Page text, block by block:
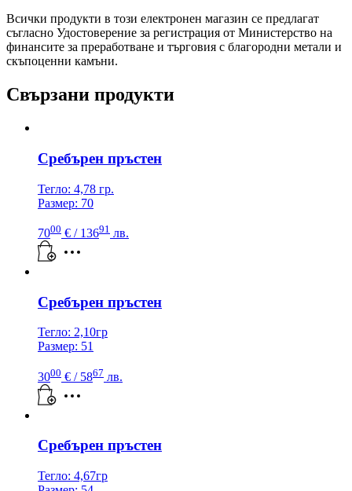
Всички продукти в този електронен магазин се предлагат
съгласно Удостоверение за регистрация от Министерство на
финансите за преработване и търговия с благородни метали и
скъпоценни камъни.
Свързани продукти
Сребърен пръстен
Тегло: 4,78 гр.
Размер: 70
7000 € / 13691 лв.
Сребърен пръстен
Тегло: 2,10гр
Размер: 51
3000 € / 5867 лв.
Сребърен пръстен
Тегло: 4,67гр